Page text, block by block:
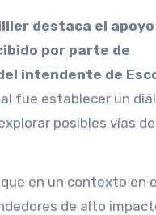
destaca el apoyo
por parte de
intendente de
fue establecer un
posibles vías de
en un contexto en
de alto